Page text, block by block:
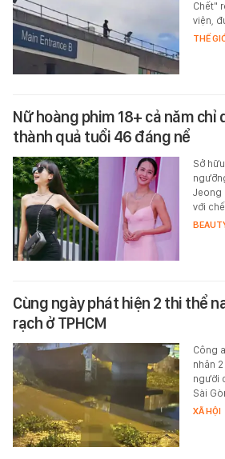
Chết"
viện,
THẾ
Nữ hoàng phim 18+ cả năm chỉ
thành quả tuổi 46 đáng nể
Sở
Jeong
với
Cùng ngày phát hiện 2 thi thể
rạch ở TPHCM
Công
nhân
người
Sài
XÃ HỘI